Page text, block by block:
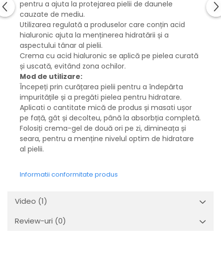
pentru a ajuta la protejarea pielii de daunele
cauzate de mediu.
Utilizarea regulată a produselor care conțin acid
hialuronic ajuta la menținerea hidratării și a
aspectului tânar al pielii.
Crema cu acid hialuronic se aplică pe pielea curată
și uscată, evitând zona ochilor.
Mod de utilizare:
Începeți prin curățarea pielii pentru a îndepărta
impuritățile și a pregăti pielea pentru hidratare.
Aplicati o cantitate mică de produs și masati ușor
pe față, gât și decolteu, până la absorbția completă.
Folosiți crema-gel de două ori pe zi, dimineața și
seara, pentru a menține nivelul optim de hidratare
al pielii.
Informatii conformitate produs
Video (1)
Review-uri (0)